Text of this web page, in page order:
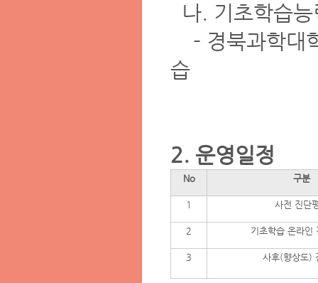
나. 기초학습
- 경북과학대
습
2. 운영일정
No 구분
1 사전 진단
2 기초학습 온라인
3 사후(향상도)